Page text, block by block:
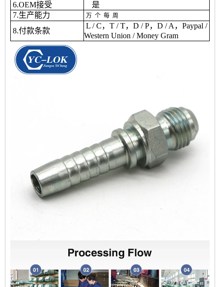
6.OEM接受
是
7.生产能力
万 个 每 周
8.付款条款
L / C，T / T，D / P，D / A，Paypal /
Western Union / Money Gram